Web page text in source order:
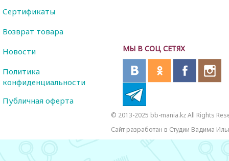
МЫ В СОЦ СЕТЯХ
Сертификаты
Возврат товара
Новости
Политика
конфиденциальности
Публичная оферта
© 2013-2025 bb-mania.kz All Rights
Сайт разработан в Студии Вадима